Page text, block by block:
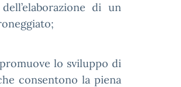
di un
lo sviluppo di
consentono la piena